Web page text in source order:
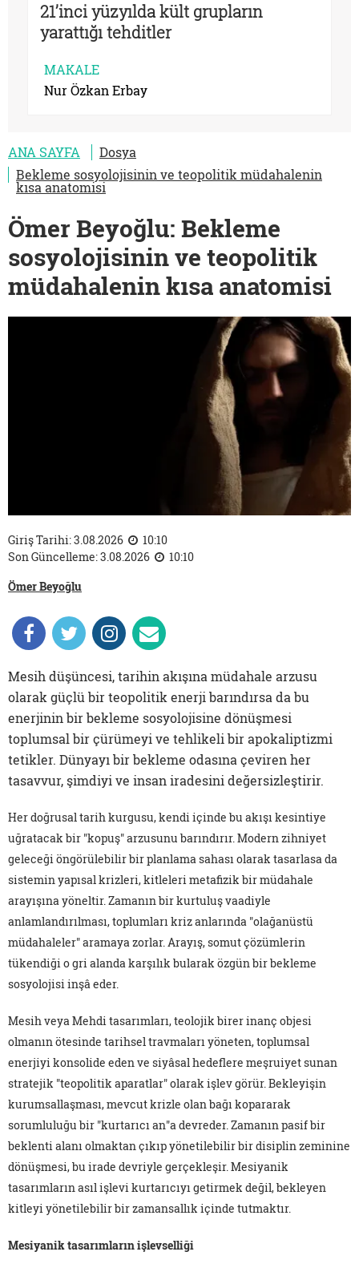
21’inci yüzyılda kült grupların
yarattığı tehditler
MAKALE
Nur Özkan Erbay
ANA SAYFA
Dosya
Bekleme sosyolojisinin ve teopolitik müdahalenin
kısa anatomisi
Ömer Beyoğlu: Bekleme
sosyolojisinin ve teopolitik
müdahalenin kısa anatomisi
Giriş Tarihi: 3.08.2026
10:10
Son Güncelleme: 3.08.2026
10:10
Ömer Beyoğlu
Mesih düşüncesi, tarihin akışına müdahale arzusu
olarak güçlü bir teopolitik enerji barındırsa da bu
enerjinin bir bekleme sosyolojisine dönüşmesi
toplumsal bir çürümeyi ve tehlikeli bir apokaliptizmi
tetikler. Dünyayı bir bekleme odasına çeviren her
tasavvur, şimdiyi ve insan iradesini değersizleştirir.
Her doğrusal tarih kurgusu, kendi içinde bu akışı kesintiye
uğratacak bir "kopuş" arzusunu barındırır. Modern zihniyet
geleceği öngörülebilir bir planlama sahası olarak tasarlasa da
sistemin yapısal krizleri, kitleleri metafizik bir müdahale
arayışına yöneltir. Zamanın bir kurtuluş vaadiyle
anlamlandırılması, toplumları kriz anlarında "olağanüstü
müdahaleler" aramaya zorlar. Arayış, somut çözümlerin
tükendiği o gri alanda karşılık bularak özgün bir bekleme
sosyolojisi inşâ eder.
Mesih veya Mehdi tasarımları, teolojik birer inanç objesi
olmanın ötesinde tarihsel travmaları yöneten, toplumsal
enerjiyi konsolide eden ve siyâsal hedeflere meşruiyet sunan
stratejik "teopolitik aparatlar" olarak işlev görür. Bekleyişin
kurumsallaşması, mevcut krizle olan bağı kopararak
sorumluluğu bir "kurtarıcı an"a devreder. Zamanın pasif bir
beklenti alanı olmaktan çıkıp yönetilebilir bir disiplin zeminine
dönüşmesi, bu irade devriyle gerçekleşir. Mesiyanik
tasarımların asıl işlevi kurtarıcıyı getirmek değil, bekleyen
kitleyi yönetilebilir bir zamansallık içinde tutmaktır.
Mesiyanik tasarımların işlevselliği